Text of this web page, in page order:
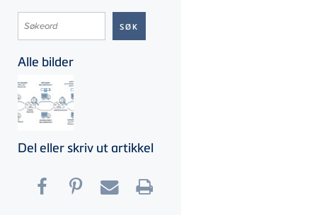
Alle bilder
Del eller skriv ut artikkel